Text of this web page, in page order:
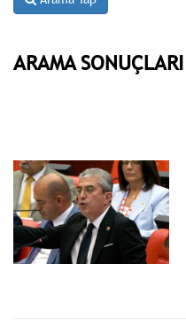
ARAMA SONUÇLARI